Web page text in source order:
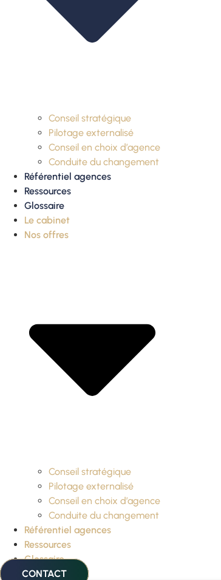
Conseil stratégique
Pilotage externalisé
Conseil en choix d’agence
Conduite du changement
Référentiel agences
Ressources
Glossaire
Le cabinet
Nos offres
Conseil stratégique
Pilotage externalisé
Conseil en choix d’agence
Conduite du changement
Référentiel agences
Ressources
Glossaire
CONTACT